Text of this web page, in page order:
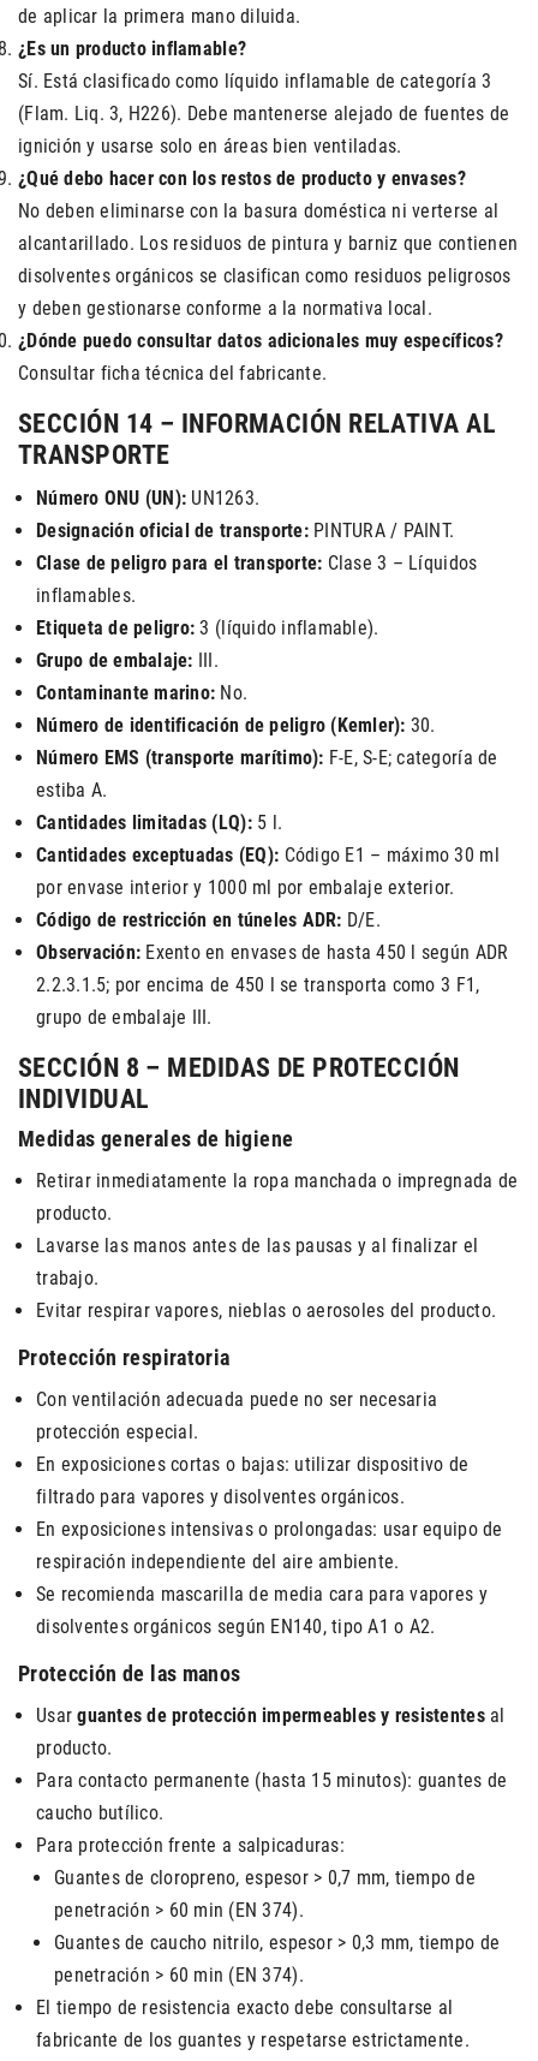
de aplicar la primera mano diluida.
¿Es un producto inflamable?
Sí. Está clasificado como líquido inflamable de categoría 3
(Flam. Liq. 3, H226). Debe mantenerse alejado de fuentes de
ignición y usarse solo en áreas bien ventiladas.
¿Qué debo hacer con los restos de producto y envases?
No deben eliminarse con la basura doméstica ni verterse al
alcantarillado. Los residuos de pintura y barniz que contienen
disolventes orgánicos se clasifican como residuos peligrosos
y deben gestionarse conforme a la normativa local.
¿Dónde puedo consultar datos adicionales muy específicos?
Consultar ficha técnica del fabricante.
SECCIÓN 14 – INFORMACIÓN RELATIVA AL
TRANSPORTE
Número ONU (UN): UN1263.
Designación oficial de transporte:PINTURA / PAINT.
Clase de peligro para el transporte: Clase 3 – Líquidos
inflamables.
Etiqueta de peligro: 3 (líquido inflamable).
Grupo de embalaje: III.
Contaminante marino: No.
Número de identificación de peligro (Kemler): 30.
Número EMS (transporte marítimo): F-E, S-E; categoría de
estiba A.
Cantidades limitadas (LQ):5 l.
Cantidades exceptuadas (EQ): Código E1 – máximo 30 ml
por envase interior y 1000 ml por embalaje exterior.
Código de restricción en túneles ADR: D/E.
Observación: Exento en envases de hasta 450 l según ADR
2.2.3.1.5; por encima de 450 l se transporta como 3 F1,
grupo de embalaje III.
SECCIÓN 8 – MEDIDAS DE PROTECCIÓN
INDIVIDUAL
Medidas generales de higiene
Retirar inmediatamente la ropa manchada o impregnada de
producto.
Lavarse las manos antes de las pausas y al finalizar el
trabajo.
Evitar respirar vapores, nieblas o aerosoles del producto.
Protección respiratoria
Con ventilación adecuada puede no ser necesaria
protección especial.
En exposiciones cortas o bajas: utilizar dispositivo de
filtrado para vapores y disolventes orgánicos.
En exposiciones intensivas o prolongadas: usar equipo de
respiración independiente del aire ambiente.
Se recomienda mascarilla de media cara para vapores y
disolventes orgánicos según EN140, tipo A1 o A2.
Protección de las manos
Usarguantes de protección impermeables y resistentesal
producto.
Para contacto permanente (hasta 15 minutos): guantes de
caucho butílico.
Para protección frente a salpicaduras:
Guantes de cloropreno, espesor > 0,7 mm, tiempo de
penetración > 60 min (EN 374).
Guantes de caucho nitrilo, espesor > 0,3 mm, tiempo de
penetración > 60 min (EN 374).
El tiempo de resistencia exacto debe consultarse al
fabricante de los guantes y respetarse estrictamente.